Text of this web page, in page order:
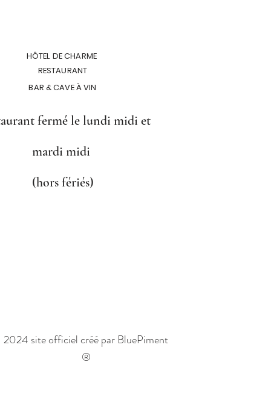
HÔTEL DE CHARME
RESTAURANT
BAR & CAVE À VIN
fermé le lundi midi et
mardi midi
(hors fériés)
2024 site officiel créé par BluePiment
®